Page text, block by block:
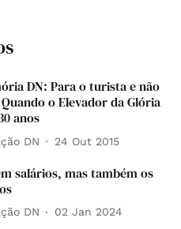
DN: Para o turista e não
o Elevador da Glória
anos
DN 24 Out 2015
salários, mas também os
DN 02 Jan 2024